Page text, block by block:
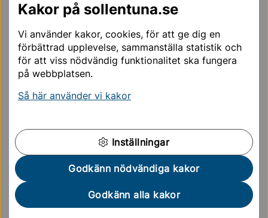
Kakor på sollentuna.se
Vi använder kakor, cookies, för att ge dig en
förbättrad upplevelse, sammanställa statistik och
för att viss nödvändig funktionalitet ska fungera
på webbplatsen.
Så här använder vi kakor
Inställningar
Godkänn nödvändiga kakor
Godkänn alla kakor
Om du inte kan logga in
Om du inte har e-legitimation kan du kontakta
skolsköterskan på ditt barns skola. Du kan då få hjälp
på annat sätt.
Har du frågor?
person i elevhälsan som skickat meddelandet.